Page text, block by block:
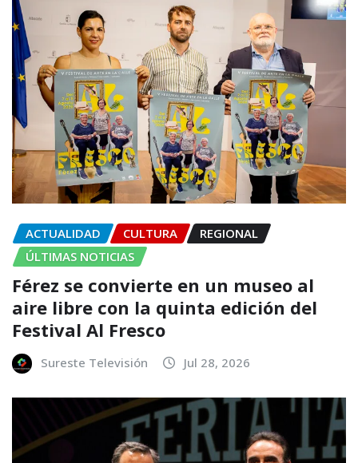
ACTUALIDAD CULTURA
REGIONAL
ÚLTIMAS NOTICIAS
Férez se convierte en un museo al
aire libre con la quinta edición del
Festival Al Fresco
Sureste Televisión Jul 28, 2026